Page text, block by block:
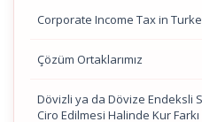
Corporate Income Tax in
Çözüm Ortaklarımız
Dövizli ya da Dövize Endeksli
Ciro Edilmesi Halinde Kur Farkı